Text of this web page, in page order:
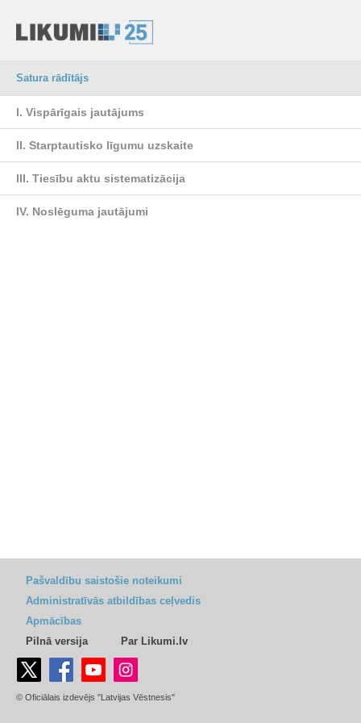
Satura rādītājs
I. Vispārīgais jautājums
II. Starptautisko līgumu uzskaite
III. Tiesību aktu sistematizācija
IV. Noslēguma jautājumi
Pašvaldību saistošie noteikumi
Administratīvās atbildības ceļvedis
Apmācības
Pilnā versija
Par Likumi.lv
© Oficiālais izdevējs "Latvijas Vēstnesis"